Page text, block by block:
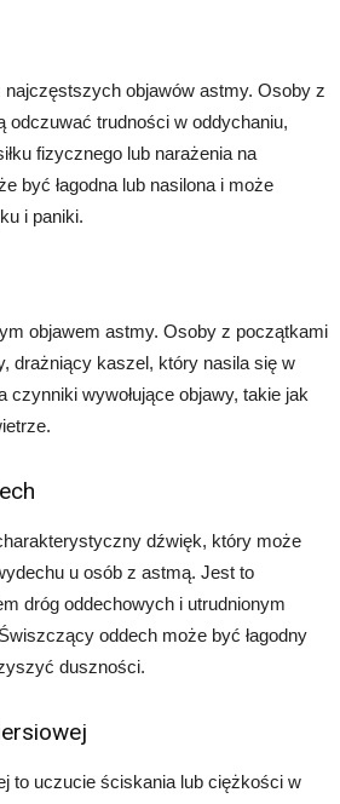
objawów astmy. Osoby z
odczuwać trudności w oddychaniu,
fizycznego lub narażenia na
być łagodna lub nasilona i może
i paniki.
objawem astmy. Osoby z początkami
drażniący kaszel, który nasila się w
czynniki wywołujące objawy, takie jak
dźwięk, który może
u osób z astmą. Jest to
dróg oddechowych i utrudnionym
oddech może być łagodny
duszności.
to uczucie ściskania lub ciężkości w